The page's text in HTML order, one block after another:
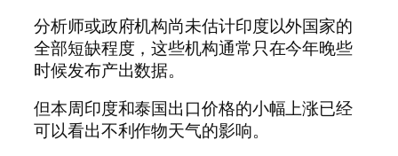
分析师或政府机构尚未估计印度以外国家的
全部短缺程度，这些机构通常只在今年晚些
时候发布产出数据。
但本周印度和泰国出口价格的小幅上涨已经
可以看出不利作物天气的影响。